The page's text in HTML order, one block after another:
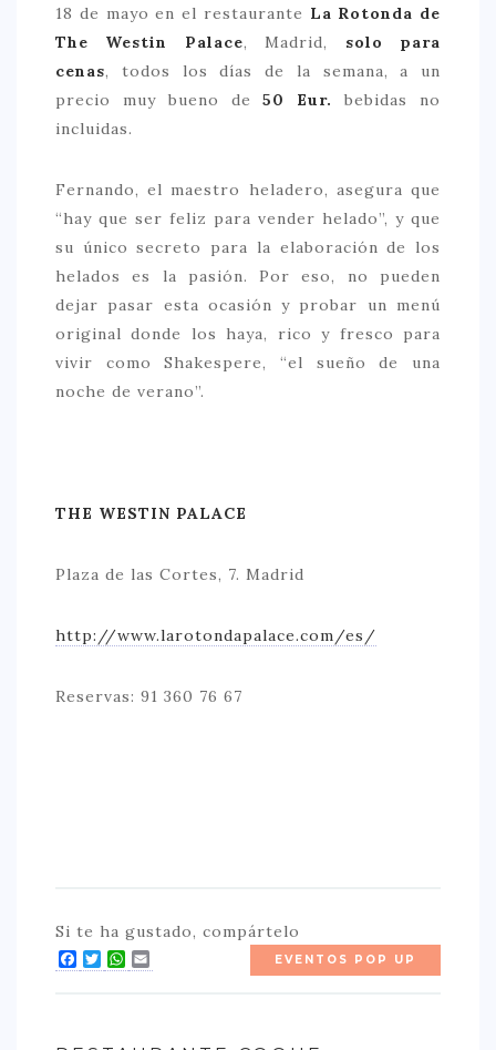
18 de mayo en el restaurante La Rotonda de
The Westin Palace, Madrid, solo para
cenas, todos los días de la semana, a un
precio muy bueno de50 Eur.bebidas no
incluidas.
Fernando, el maestro heladero, asegura que
“hay que ser feliz para vender helado”, y que
su único secreto para la elaboración de los
helados es la pasión. Por eso, no pueden
dejar pasar esta ocasión y probar un menú
original donde los haya, rico y fresco para
vivir como Shakespere, “el sueño de una
noche de verano”.
THE WESTIN PALACE
Plaza de las Cortes, 7. Madrid
http://www.larotondapalace.com/es/
Reservas: 91 360 76 67
Si te ha gustado, compártelo
Facebook
Twitter
WhatsApp EVENTOS POP UP